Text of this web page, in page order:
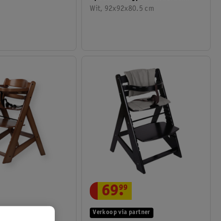
Rond Inclusief Matras
Wit, 92x92x80.5 cm
Verkoop via partner
69.
99